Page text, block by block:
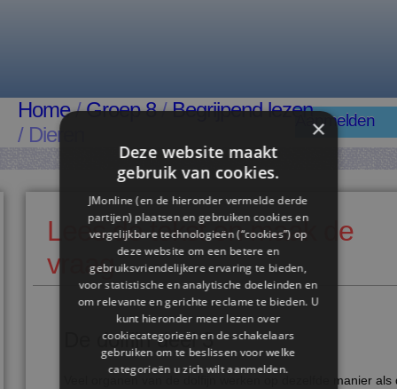
Home/Groep 8/Begrijpend lezen
/ Dieren
Aanmelden
Lees de tekst en maak de
vraag
De dolfijn deel 3
Veel organen van de dolfijn werken op dezelfde manier als
×
Deze website maakt
gebruik van cookies.
JMonline (en de hieronder vermelde derde
partijen) plaatsen en gebruiken cookies en
vergelijkbare technologieën (“cookies”) op
deze website om een ​​betere en
gebruiksvriendelijkere ervaring te bieden,
voor statistische en analytische doeleinden en
om relevante en gerichte reclame te bieden. U
kunt hieronder meer lezen over
cookiecategorieën en de schakelaars
gebruiken om te beslissen voor welke
categorieën u zich wilt aanmelden.